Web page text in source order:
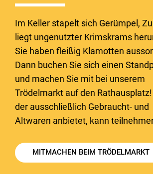
Im Keller stapelt sich Gerümpel,
liegt ungenutzter Krimskrams
Sie haben fleißig Klamotten
Dann buchen Sie sich einen
und machen Sie mit bei unserem
Trödelmarkt auf den
der ausschließlich Gebraucht- und
Altwaren anbietet, kann
MITMACHEN BEIM TRÖDELMARKT